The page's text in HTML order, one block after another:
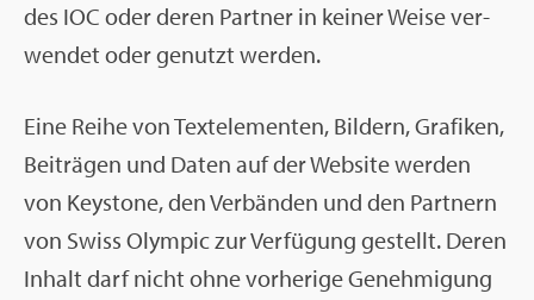
des IOC oder deren Part­ner in kei­ner Weise ver­
wen­det oder ge­nutzt wer­den.
Eine Reihe von Text­ele­men­ten, Bil­dern, Gra­fi­ken,
Bei­trä­gen und Daten auf der Web­site wer­den
von Keystone, den Ver­bän­den und den Part­nern
von Swiss Olym­pic zur Ver­fü­gung ge­stellt. Deren
In­halt darf nicht ohne vor­he­ri­ge Ge­neh­mi­gung